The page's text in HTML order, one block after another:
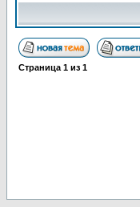
Страница 1 из 1